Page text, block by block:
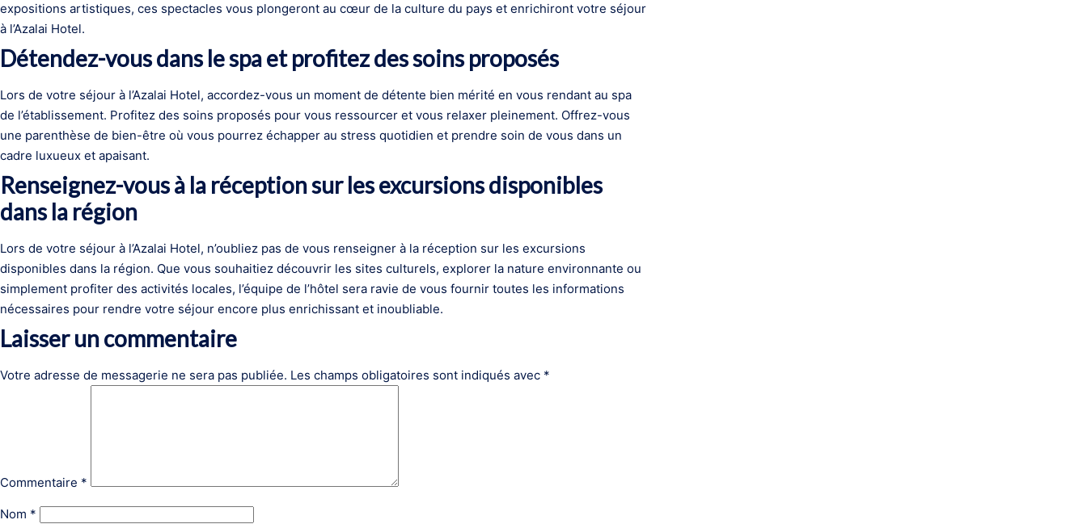
expositions artistiques, ces spectacles vous plongeront au cœur de la culture du pays et enrichiront votre séjour
à l’Azalai Hotel.
Détendez-vous dans le spa et profitez des soins proposés
Lors de votre séjour à l’Azalai Hotel, accordez-vous un moment de détente bien mérité en vous rendant au spa
de l’établissement. Profitez des soins proposés pour vous ressourcer et vous relaxer pleinement. Offrez-vous
une parenthèse de bien-être où vous pourrez échapper au stress quotidien et prendre soin de vous dans un
cadre luxueux et apaisant.
Renseignez-vous à la réception sur les excursions disponibles
dans la région
Lors de votre séjour à l’Azalai Hotel, n’oubliez pas de vous renseigner à la réception sur les excursions
disponibles dans la région. Que vous souhaitiez découvrir les sites culturels, explorer la nature environnante ou
simplement profiter des activités locales, l’équipe de l’hôtel sera ravie de vous fournir toutes les informations
nécessaires pour rendre votre séjour encore plus enrichissant et inoubliable.
Laisser un commentaire
Votre adresse de messagerie ne sera pas publiée. Les champs obligatoires sont indiqués avec *
Commentaire *
Nom *